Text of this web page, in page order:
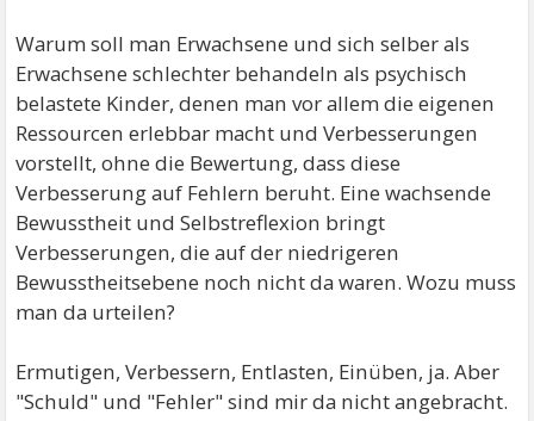
Warum soll man Erwachsene und sich selber als
Erwachsene schlechter behandeln als psychisch
belastete Kinder, denen man vor allem die eigenen
Ressourcen erlebbar macht und Verbesserungen
vorstellt, ohne die Bewertung, dass diese
Verbesserung auf Fehlern beruht. Eine wachsende
Bewusstheit und Selbstreflexion bringt
Verbesserungen, die auf der niedrigeren
Bewusstheitsebene noch nicht da waren. Wozu muss
man da urteilen?
Ermutigen, Verbessern, Entlasten, Einüben, ja. Aber
"Schuld" und "Fehler" sind mir da nicht angebracht.